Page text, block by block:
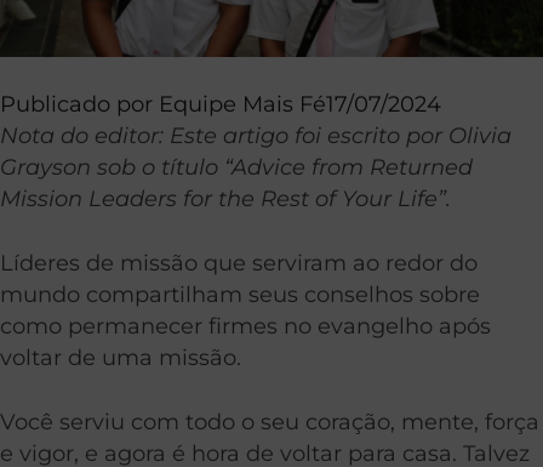
Publicado por Equipe Mais Fé17/07/2024
Nota do editor: Este artigo foi escrito por Olivia
Grayson sob o título “Advice from Returned
Mission Leaders for the Rest of Your Life”.
Líderes de missão que serviram ao redor do
mundo compartilham seus conselhos sobre
como permanecer firmes no evangelho após
voltar de uma missão.
Você serviu com todo o seu coração, mente, força
e vigor, e agora é hora de voltar para casa. Talvez